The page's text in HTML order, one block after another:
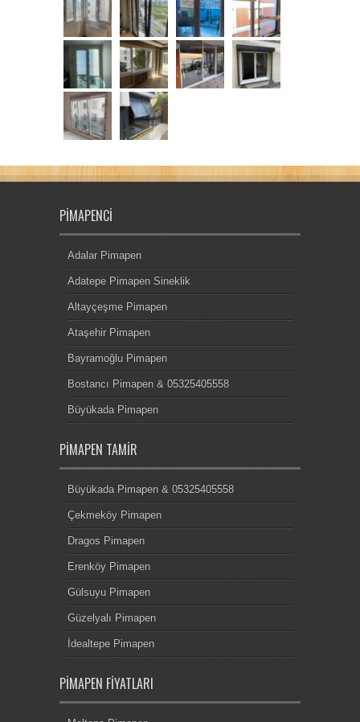
PIMAPENCI
Adalar Pimapen
Adatepe Pimapen Sineklik
Altayçeşme Pimapen
Ataşehir Pimapen
Bayramoğlu Pimapen
Bostancı Pimapen & 05325405558
Büyükada Pimapen
PIMAPEN TAMIR
Büyükada Pimapen & 05325405558
Çekmeköy Pimapen
Dragos Pimapen
Erenköy Pimapen
Gülsuyu Pimapen
Güzelyalı Pimapen
İdealtepe Pimapen
PIMAPEN FIYATLARI